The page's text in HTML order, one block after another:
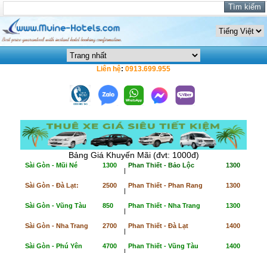
Liên hệ: 0913.699.955
Bảng Giá Khuyến Mãi (đvt: 1000đ)
Sài Gòn - Mũi Né 1300
|
Phan Thiết - Bảo Lộc 1300
Sài Gòn - Đà Lạt: 2500
|
Phan Thiết - Phan Rang 1300
Sài Gòn - Vũng Tàu 850
|
Phan Thiết - Nha Trang 1300
Sài Gòn - Nha Trang 2700
|
Phan Thiết - Đà Lạt 1400
Sài Gòn - Phú Yên 4700
|
Phan Thiết - Vũng Tàu 1400